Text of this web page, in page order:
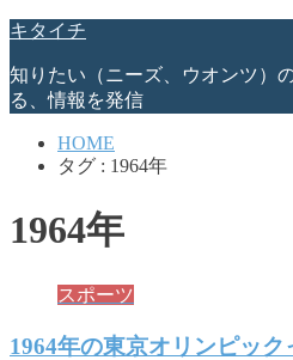
キタイチ
知りたい（ニーズ、ウオンツ）
る、情報を発信
HOME
タグ : 1964年
1964年
スポーツ
1964年の東京オリンピッ